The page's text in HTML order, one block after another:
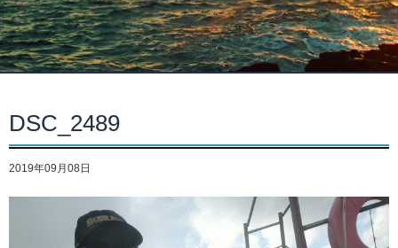
DSC_2489
2019年09月08日